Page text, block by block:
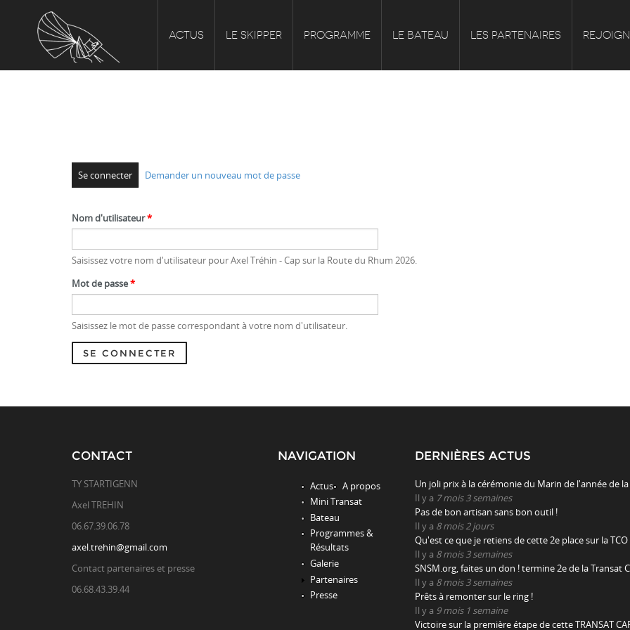
ACTUS LE SKIPPER PROGRAMME LE BATEAU LES PARTENAIRES
Se connecter Demander un nouveau mot de passe
Nom d'utilisateur*
Saisissez votre nom d'utilisateur pour Axel Tréhin - Cap sur la Route du Rhum 2026.
Mot de passe*
Saisissez le mot de passe correspondant à votre nom d'utilisateur.
SE CONNECTER
CONTACT
TY STARTIGENN
Axel TREHIN
06.67.39.06.78
axel.trehin@gmail.com
Contact partenaires et presse
06.68.43.39.44
NAVIGATION
Actus
A propos
Mini Transat
Bateau
Programmes &
Résultats
Galerie
Partenaires
Presse
DERNIÈRES ACTUS
Un joli prix à la cérémonie du Marin de l'année de la
Il y a 7 mois 3 semaines
Pas de bon artisan sans bon outil !
Il y a 8 mois 2 jours
Qu'est ce que je retiens de cette 2e place sur la TCO
Il y a 8 mois 3 semaines
SNSM.org, faites un don ! termine 2e de la Transat
Il y a 8 mois 3 semaines
Prêts à remonter sur le ring !
Il y a 9 mois 1 semaine
Victoire sur la première étape de cette TRANSAT